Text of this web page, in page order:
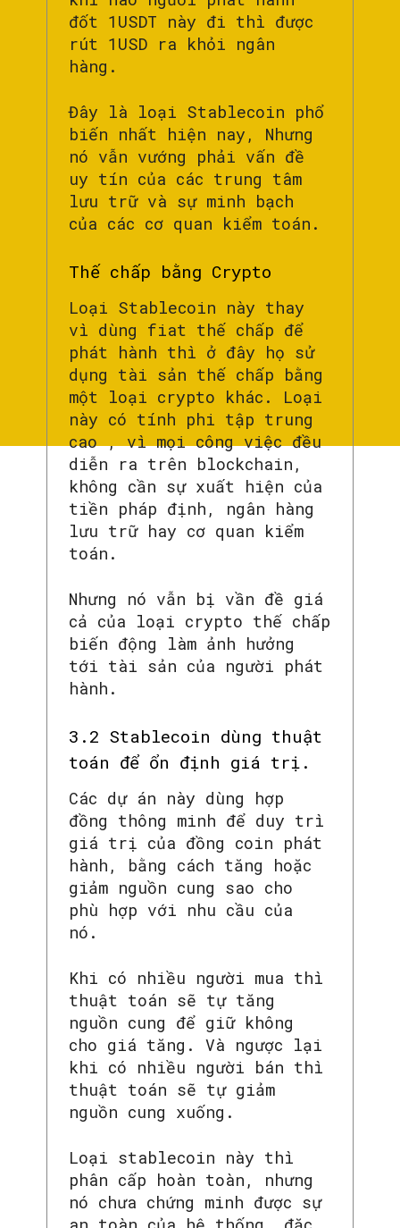
đốt 1USDT này đi thì được
rút 1USD ra khỏi ngân
hàng.
Đây là loại Stablecoin phổ
biến nhất hiện nay, Nhưng
nó vẫn vướng phải vấn đề
uy tín của các trung tâm
lưu trữ và sự minh bạch
của các cơ quan kiểm toán.
Thế chấp bằng Crypto
Loại Stablecoin này thay
vì dùng fiat thế chấp để
phát hành thì ở đây họ sử
dụng tài sản thế chấp bằng
một loại crypto khác. Loại
này có tính phi tập trung
cao , vì mọi công việc đều
diễn ra trên blockchain,
không cần sự xuất hiện của
tiền pháp định, ngân hàng
lưu trữ hay cơ quan kiểm
toán.
Nhưng nó vẫn bị vần đề giá
cả của loại crypto thế chấp
biến động làm ảnh hưởng
tới tài sản của người phát
hành.
3.2 Stablecoin dùng thuật
toán để ổn định giá trị.
Các dự án này dùng hợp
đồng thông minh để duy trì
giá trị của đồng coin phát
hành, bằng cách tăng hoặc
giảm nguồn cung sao cho
phù hợp với nhu cầu của
nó.
Khi có nhiều người mua thì
thuật toán sẽ tự tăng
nguồn cung để giữ không
cho giá tăng. Và ngược lại
khi có nhiều người bán thì
thuật toán sẽ tự giảm
nguồn cung xuống.
Loại stablecoin này thì
phân cấp hoàn toàn, nhưng
nó chưa chứng minh được sự